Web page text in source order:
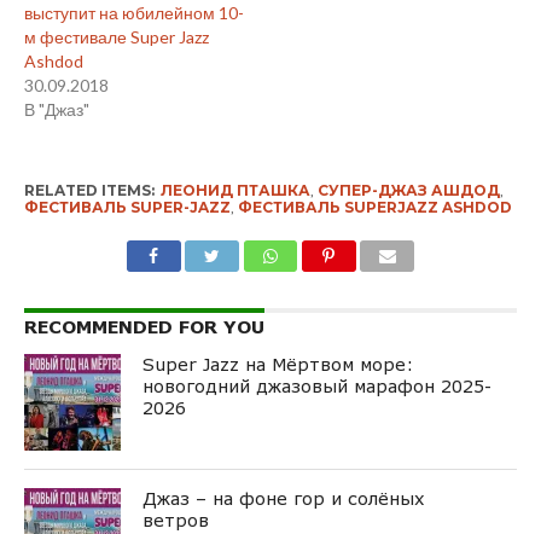
выступит на юбилейном 10-
м фестивале Super Jazz
Ashdod
30.09.2018
В "Джаз"
RELATED ITEMS: ЛЕОНИД ПТАШКА СУПЕР-ДЖАЗ АШДОД,
ФЕСТИВАЛЬ SUPER-JAZZ ФЕСТИВАЛЬ SUPERJAZZ ASHDOD
RECOMMENDED FOR YOU
Super Jazz на Мёртвом море:
новогодний джазовый марафон 2025-
2026
Джаз – на фоне гор и солёных
ветров